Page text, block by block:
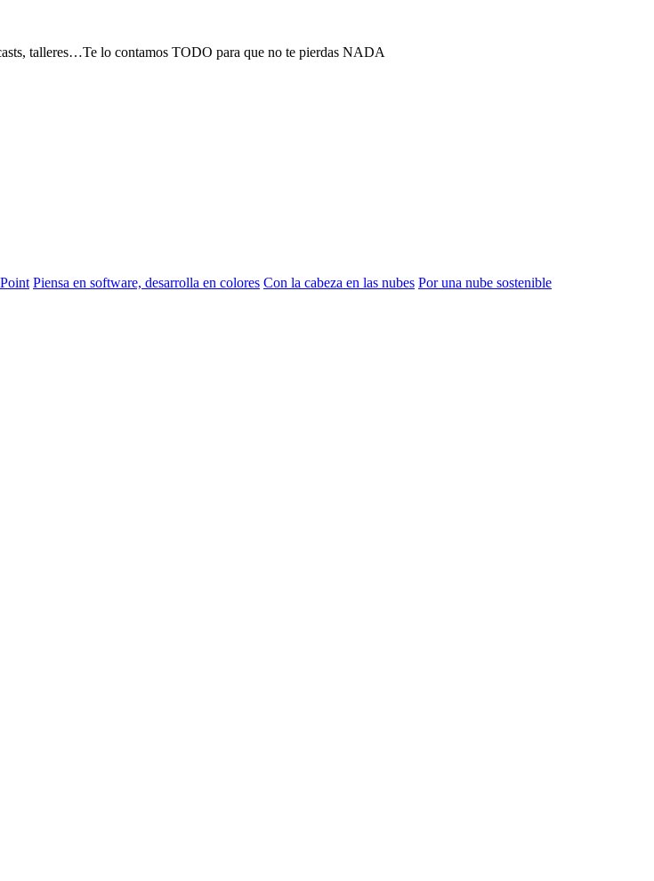
talleres…Te lo contamos TODO para que no te pierdas NADA
Piensa en software, desarrolla en colores Con la cabeza en las nubes Por una nube sostenible